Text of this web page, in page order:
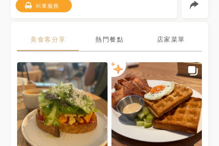
叫車服務
美食客分享 熱門餐點 店家菜單